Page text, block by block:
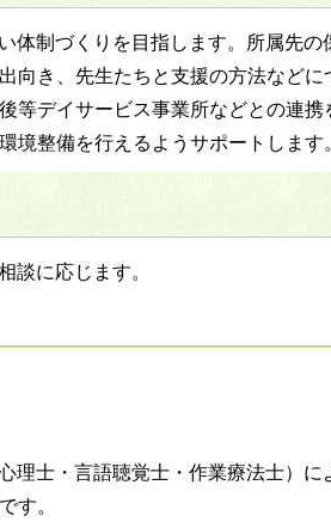
体制づくりを目指します。所属先の
向き、先生たちと支援の方法などに
等デイサービス事業所などとの連携
境整備を行えるようサポートします
談に応じます。
士・言語聴覚士・作業療法士）に
す。